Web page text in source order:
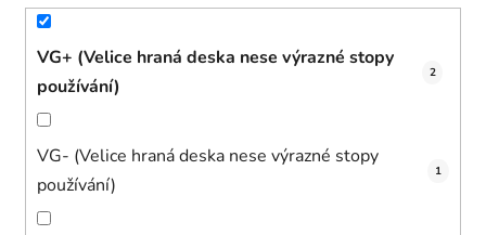
VG+ (Velice hraná deska nese výrazné stopy
používání)
2
VG- (Velice hraná deska nese výrazné stopy
používání)
1